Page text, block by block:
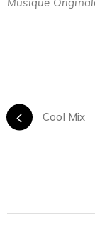
Cool Mix